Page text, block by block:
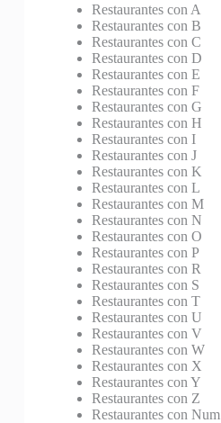
Restaurantes con A
Restaurantes con B
Restaurantes con C
Restaurantes con D
Restaurantes con E
Restaurantes con F
Restaurantes con G
Restaurantes con H
Restaurantes con I
Restaurantes con J
Restaurantes con K
Restaurantes con L
Restaurantes con M
Restaurantes con N
Restaurantes con O
Restaurantes con P
Restaurantes con R
Restaurantes con S
Restaurantes con T
Restaurantes con U
Restaurantes con V
Restaurantes con W
Restaurantes con X
Restaurantes con Y
Restaurantes con Z
Restaurantes con Num